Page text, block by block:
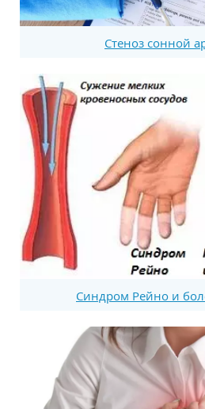
Стеноз сонной
Синдром Рейно и